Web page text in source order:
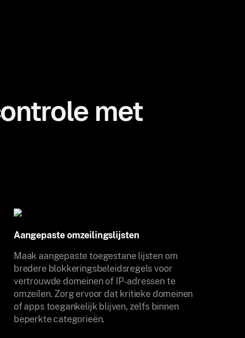
met
Aangepaste omzeilingslijsten
Maak aangepaste toegestane lijsten om
bredere blokkeringsbeleidsregels voor
vertrouwde domeinen of IP-adressen te
omzeilen. Zorg ervoor dat kritieke domeinen
of apps toegankelijk blijven, zelfs binnen
beperkte categorieën.